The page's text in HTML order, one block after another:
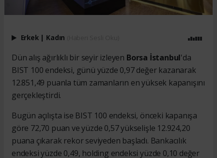
Erkek | Kadın
Dün alış ağırlıklı bir seyir izleyen Borsa İstanbul'da
BIST 100 endeksi, günü yüzde 0,97 değer kazanarak
12.851,49 puanla tüm zamanların en yüksek kapanışını
gerçekleştirdi.
Bugün açılışta ise BIST 100 endeksi, önceki kapanışa
göre 72,70 puan ve yüzde 0,57 yükselişle 12.924,20
puana çıkarak rekor seviyeden başladı. Bankacılık
endeksi yüzde 0,49, holding endeksi yüzde 0,10 değer